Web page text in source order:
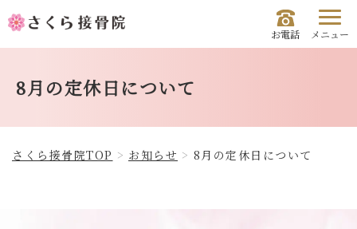
お電話 メニュー
8月の定休日について
さくら接骨院TOP お知らせ 8月の定休日について